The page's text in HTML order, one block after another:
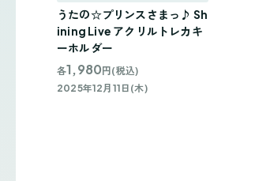
うたの☆プリンスさまっ♪ Sh
ining Live アクリルトレカキ
ーホルダー
各1,980 円(税込)
2025年12月11日(木)